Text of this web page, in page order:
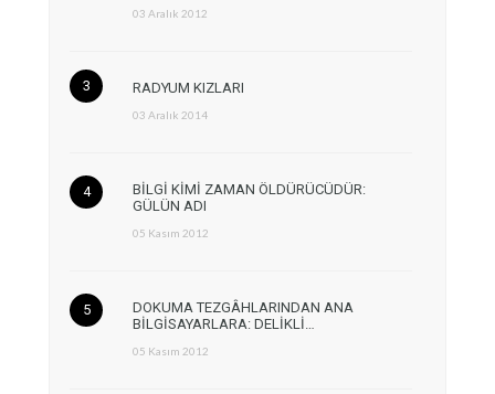
03 Aralık 2012
RADYUM KIZLARI
03 Aralık 2014
BİLGİ KİMİ ZAMAN ÖLDÜRÜCÜDÜR:
GÜLÜN ADI
05 Kasım 2012
DOKUMA TEZGÂHLARINDAN ANA
BİLGİSAYARLARA: DELİKLİ…
05 Kasım 2012